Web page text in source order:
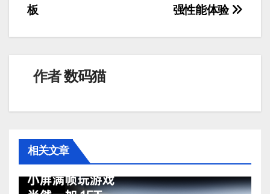
导
航
强性能体验
板
作者数码猫
相关文章